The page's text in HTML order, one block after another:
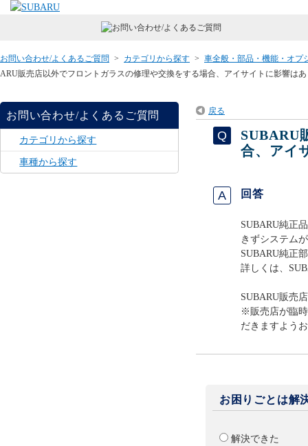
お問い合わせ/よくあるご質問 > カテゴリから探す > 車全般・部品・機能・オプ
ARU販売店以外でフロントガラスの修理や交換をする場合、アイサイトに影響は
お問い合わせ/よくあるご質問
カテゴリから探す
車種から探す
戻る
SUBARU
合、アイ
回答
SUBARU純正
きずシステム
SUBARU純正
詳しくは、
SUBARU販売
※販売店が臨
だきますよう
お困りごとは解
解決できた